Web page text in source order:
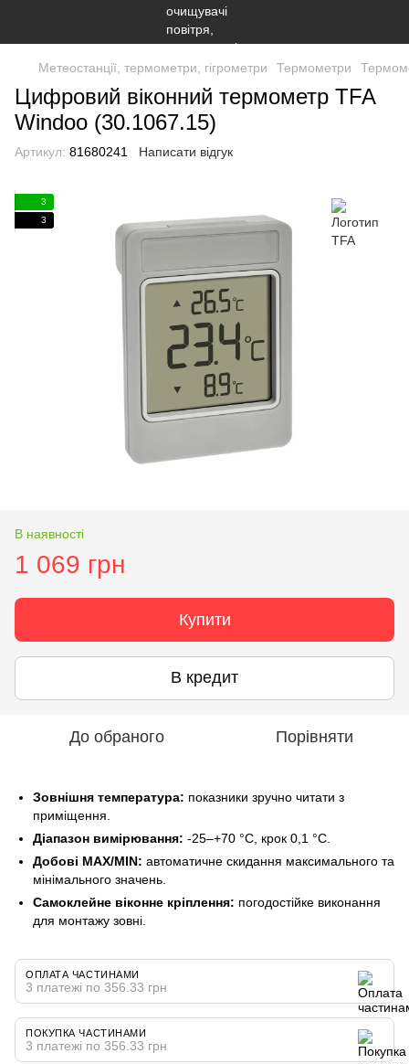
Метеостанції, термометри, гігрометри Термометри
Цифровий віконний термометр TFA
Windoo (30.1067.15)
Артикул: 81680241 Написати відгук
3
3
В наявності
1 069 грн
Купити
В кредит
До обраного Порівняти
Зовнішня температура: показники зручно читати з
приміщення.
Діапазон вимірювання: -25–+70 °C, крок 0,1 °C.
Добові MAX/MIN: автоматичне скидання максимального та
мінімального значень.
Самоклейне віконне кріплення: погодостійке виконання
для монтажу зовні.
ОПЛАТА ЧАСТИНАМИ
3 платежі по 356.33 грн
ПОКУПКА ЧАСТИНАМИ
3 платежі по 356.33 грн